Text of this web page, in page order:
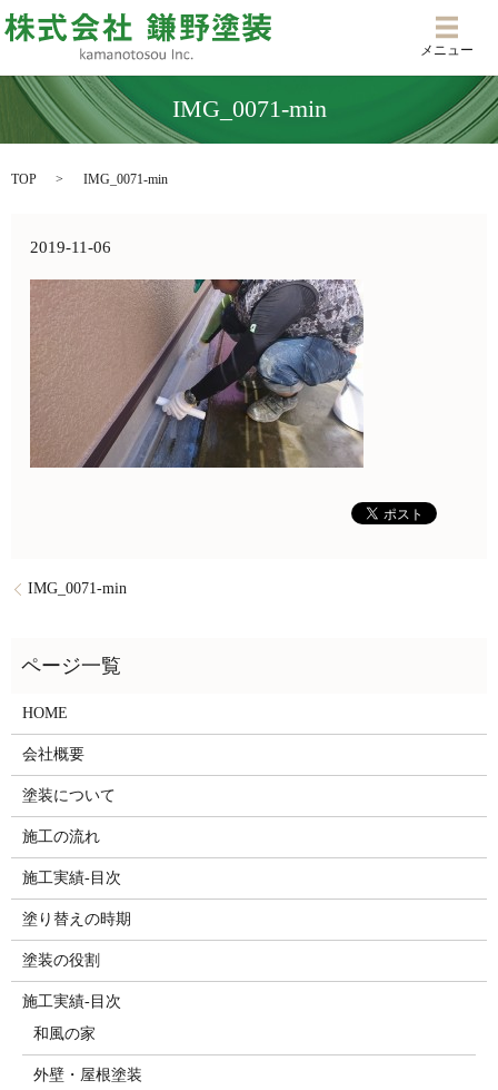
メニ
メニュー
IMG_0071-min
TOP IMG_0071-min
2019-11-06
IMG_0071-min
HOME
会社概要
塗装について
施工の流れ
施工実績-目次
塗り替えの時期
塗装の役割
施工実績-目次
和風の家
外壁・屋根塗装